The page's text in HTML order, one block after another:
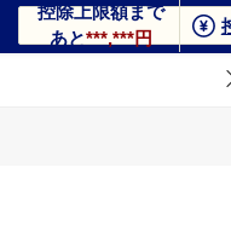
控除上限額まで
あと***,***円